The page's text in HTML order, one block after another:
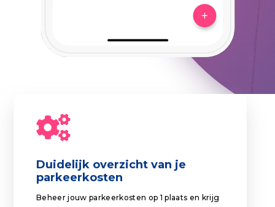
Duidelijk overzicht van je
parkeerkosten
Beheer jouw parkeerkosten op 1 plaats en krijg